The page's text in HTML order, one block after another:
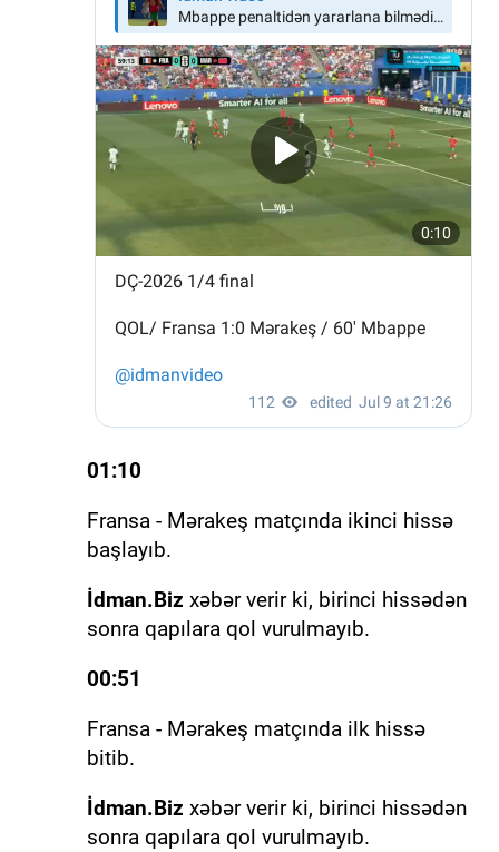
01:10
Fransa - Mərakeş matçında ikinci hissə
başlayıb.
İdman.Biz xəbər verir ki, birinci hissədən
sonra qapılara qol vurulmayıb.
00:51
Fransa - Mərakeş matçında ilk hissə
bitib.
İdman.Biz xəbər verir ki, birinci hissədən
sonra qapılara qol vurulmayıb.